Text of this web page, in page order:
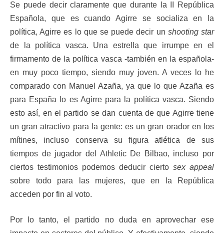
Se puede decir claramente que durante la II República
Española, que es cuando Agirre se socializa en la
política, Agirre es lo que se puede decir un shooting star
de la política vasca. Una estrella que irrumpe en el
firmamento de la política vasca -también en la española-
en muy poco tiempo, siendo muy joven. A veces lo he
comparado con Manuel Azaña, ya que lo que Azaña es
para España lo es Agirre para la política vasca. Siendo
esto así, en el partido se dan cuenta de que Agirre tiene
un gran atractivo para la gente: es un gran orador en los
mítines, incluso conserva su figura atlética de sus
tiempos de jugador del Athletic De Bilbao, incluso por
ciertos testimonios podemos deducir cierto sex appeal
sobre todo para las mujeres, que en la República
acceden por fin al voto.
Por lo tanto, el partido no duda en aprovechar ese